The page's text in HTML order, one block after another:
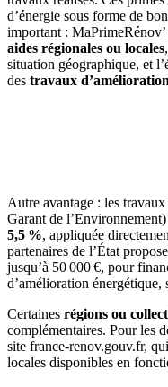
d’énergie sous forme de
important :
aides régionales ou locales
situation géographique, et
des travaux
Autre avantage : les
Garant de
5,5 %, appliquée
partenaires de l’État
jusqu’à 50 000 €, pour
d’amélioration énergétique,
Certaines régions ou
complémentaires. Pour les
site france-renov.gouv.fr,
locales disponibles en